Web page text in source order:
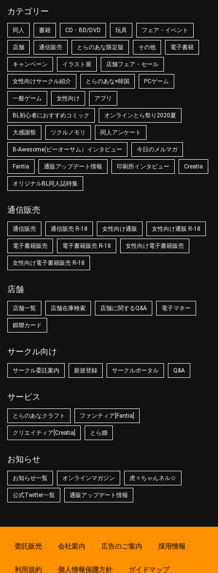
カテゴリー
同人 書籍 CD・BD/DVD 玩具 フェア・イベント
店舗 通信販売 とらのあな限定版 その他 電子書籍
キャンペーン イラスト展 店舗フェア・セール
女性向けサークル紹介 とらのあな×韓国 PCゲーム
一般ゲーム 女性向け アプリ
BL初心者におすすめコミック オンラインとら祭り2020夏
大感謝祭 ツクルノモリ 同人アンケート
B-Awesome(ビーオーサム）インタビュー 今日のメルマガ
Fantia 通販アップデート情報 印刷所インタビュー Creatia
オリジナルBL同人誌特集
通信販売
通信販売 通信販売 R-18 女性向け通販 女性向け通販 R-18
電子書籍販売 電子書籍販売 R-18 女性向け電子書籍販売
女性向け電子書籍販売 R-18
店舗
店舗一覧 店舗在庫検索 店舗に関するQ&A 電子マネー
銀聯カード
サークル向け
サークル委託案内 新規登録 サークルポータル Q&A
サービス
とらのあなクラフト ファンティア[Fantia]
クリエイティア[Creatia] とら婚
お知らせ
お知らせ一覧 オンラインマガジン 虎々ちゃんネル☆
公式Twitter一覧 通販アップデート情報
委託販売 会社案内 広告のご案内 採用情報
利用規約 個人情報保護方針 ガイドマップ